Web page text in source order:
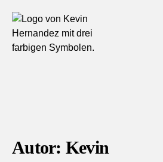
Autor: Kevin